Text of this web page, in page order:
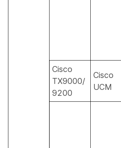
Cisco
TX9000/
9200
Cisco
UCM